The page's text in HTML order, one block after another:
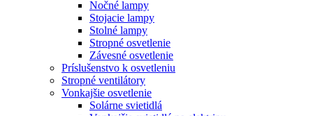
Nočné lampy
Stojacie lampy
Stolné lampy
Stropné osvetlenie
Závesné osvetlenie
Príslušenstvo k osvetleniu
Stropné ventilátory
Vonkajšie osvetlenie
Solárne svietidlá